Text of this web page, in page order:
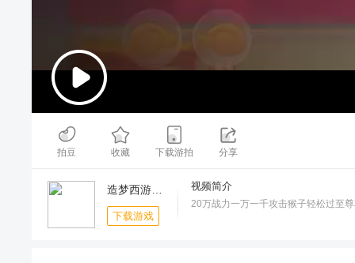
00:00/03:57
拍豆 收藏 下载游拍 分享
下载游戏
视频简介
20万战力一万一千攻击猴子轻松过至